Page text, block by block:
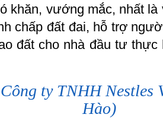
khăn, vướng mắc, nhất là
chấp đất đai, hỗ trợ
đất cho nhà đầu tư